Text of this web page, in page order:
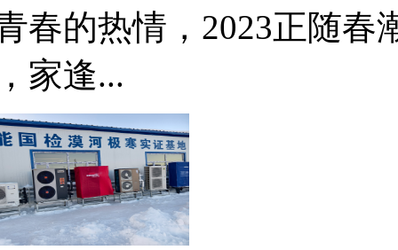
春的热情，2023正随春
家逢...